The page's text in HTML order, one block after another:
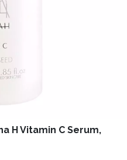
H Vitamin C Serum,